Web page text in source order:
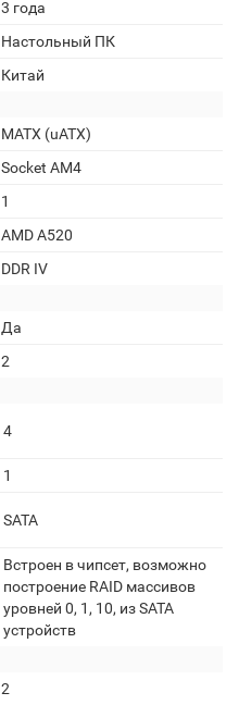
3 года
Настольный ПК
Китай
MATX (uATX)
Socket AM4
1
AMD A520
DDR IV
Да
2
4
1
SATA
Встроен в чипсет, возможно
построение RAID массивов
уровней 0, 1, 10, из SATA
устройств
2